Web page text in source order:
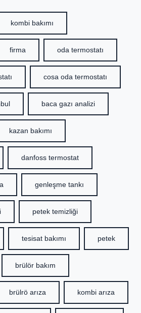
kombi bakımı
firma oda termostatı
cosa oda termostatı
baca gazı analizi
kazan bakımı
danfoss termostat
genleşme tankı
petek temizliği
tesisat bakımı petek
brülör bakım
brülrö arıza kombi arıza